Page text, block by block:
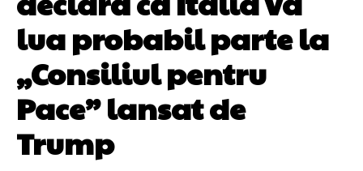
lua probabil parte la
„Consiliul pentru
Pace” lansat de
Trump